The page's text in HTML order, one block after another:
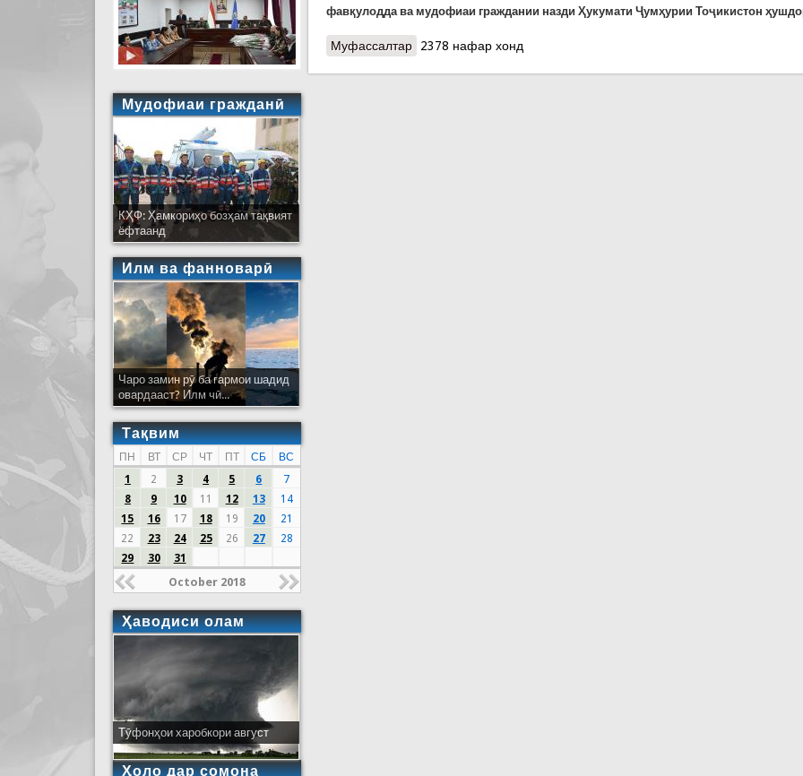
фавқулодда ва мудофиаи граждании назди Ҳукумати Ҷумҳурии Тоҷикистон
Муфассалтар о Садамаҳои марговар дар кишвар: Ҳушдори Кумитаи ҳолатҳои
2378 нафар хонд
Мудофиаи гражданӣ
КҲФ: Ҳамкориҳо бозҳам тақвият
ёфтаанд
Илм ва фанноварӣ
Чаро замин рӯ ба гармои шадид
овардааст? Илм чӣ...
Тақвим
ПН ВТ СР ЧТ ПТ СБ
ВС
1
2 3 4 5 6
7
8
9 10 11 12 13
14
15
16 17 18 19 20
21
22
23 24 25 26 27
28
29
30 31
October 2018
Ҳаводиси олам
Тӯфонҳои харобкори август
Ҳоло дар сомона